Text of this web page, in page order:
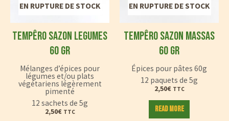
EN RUPTURE DE STOCK
TEMPÊRO SAZON LEGUMES
60 GR
Mélanges d’épices pour
légumes et/ou plats
végétariens légèrement
pimenté
12 sachets de 5g
2,50€ TTC
EN RUPTURE DE STOCK
TEMPÊRO SAZON MASSAS
60 GR
Épices pour pâtes 60g
12 paquets de 5g
2,50€ TTC
Read more